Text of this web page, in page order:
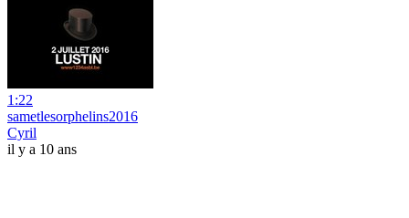
1:22
sametlesorphelins2016
Cyril
il y a 10 ans